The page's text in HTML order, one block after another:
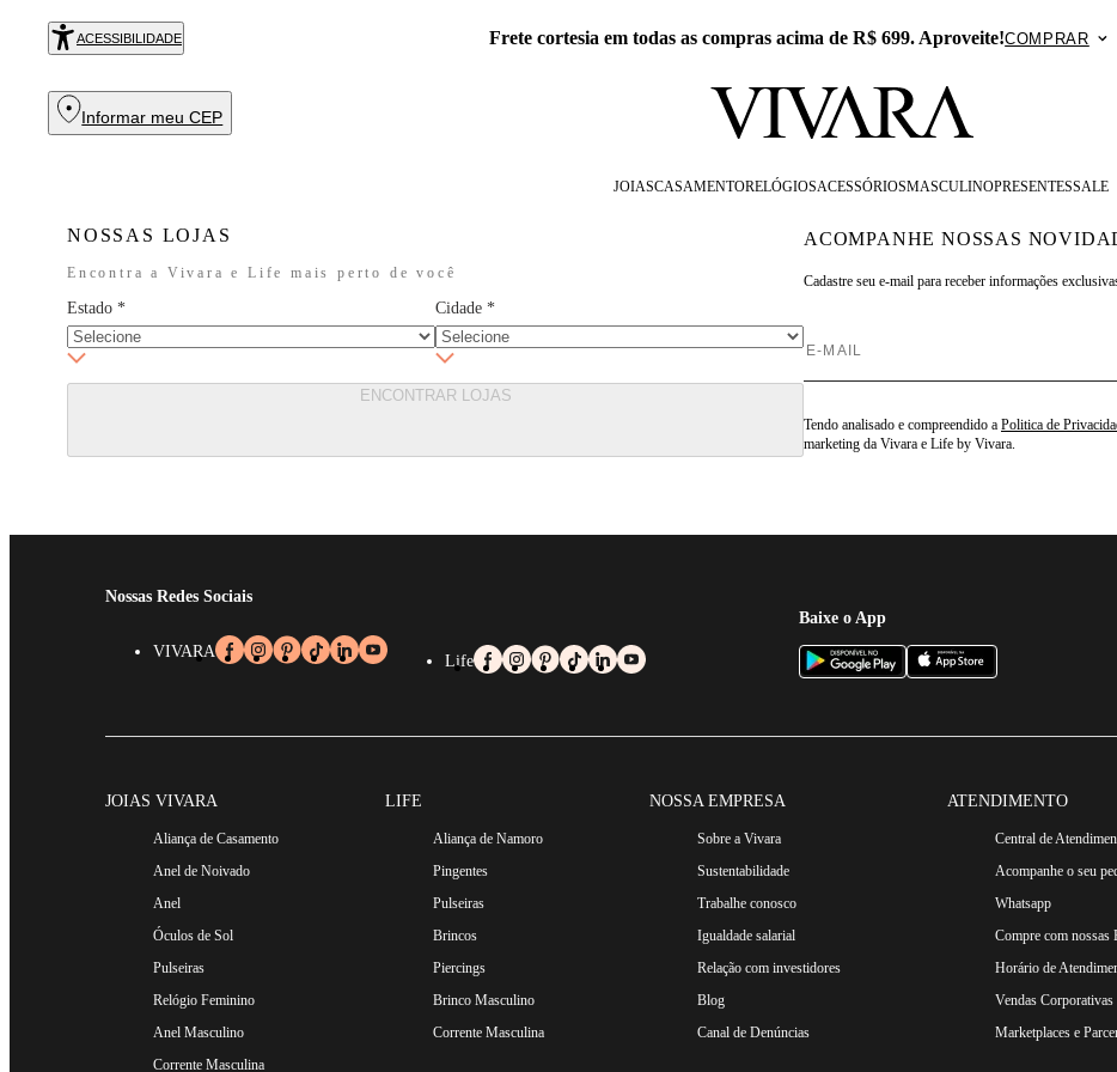
ACESSIBILIDADE
em todas as compras acima de R$ 699. Aproveite! COMPRAR Exclusivo no
Informar meu CEP
JOIASCASAMENTORELÓGIOSACESSÓRIOSMASCULINOPRESENTESSALE
NOSSAS LOJAS
Encontra a Vivara e Life mais perto de você
Estado * Cidade *
ENCONTRAR LOJAS
ACOMPANHE NOSSAS
Cadastre seu e-mail para receber informações
Tendo analisado e compreendido a Politica de
marketing da Vivara e Life by Vivara.
Nossas Redes Sociais
VIVARA
Life
Baixe o App
JOIAS VIVARA
Aliança de Casamento
Anel de Noivado
Anel
Óculos de Sol
Pulseiras
Relógio Feminino
Anel Masculino
Corrente Masculina
LIFE
Aliança de Namoro
Pingentes
Pulseiras
Brincos
Piercings
Brinco Masculino
Corrente Masculina
NOSSA EMPRESA
Sobre a Vivara
Sustentabilidade
Trabalhe conosco
Igualdade salarial
Relação com investidores
Blog
Canal de Denúncias
ATENDIMENTO
Central de
Acompanhe o seu
Whatsapp
Compre com nossas
Horário de
Vendas Corporativas
Marketplaces e